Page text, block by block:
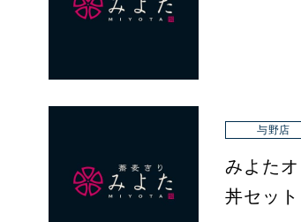
与野店
みよた
丼セット